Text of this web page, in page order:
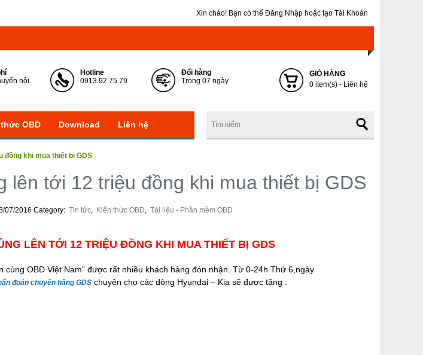
Xin chào! Bạn có thể Đăng Nhập hoặc tạo Tài Khoản
nội
Hotline
0913.92.75.79
Đổi hàng
Trong 07 ngày
GIỎ HÀNG
0 item(s) - Liên hệ
OBD Download Liên hệ
đồng khi mua thiết bị GDS
lên tới 12 triệu đồng khi mua thiết bị GDS
07/2016 Category: ‍ Tin tức, Kiến thức OBD, Tài liệu - Phần mềm OBD
LÊN TỚI 12 TRIỆU ĐỒNG KHI MUA THIẾT BỊ GDS
cùng OBD Việt Nam” được rất nhiều khách hàng đón nhận. Từ 0-24h Thứ 6,ngày
đoán chuyên hãng GDS chuyên cho các dòng Hyundai – Kia sẽ được tặng :